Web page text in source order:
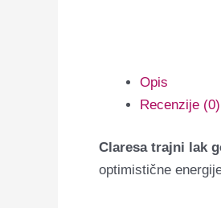
Opis
Recenzije (0)
Claresa trajni lak
optimistične